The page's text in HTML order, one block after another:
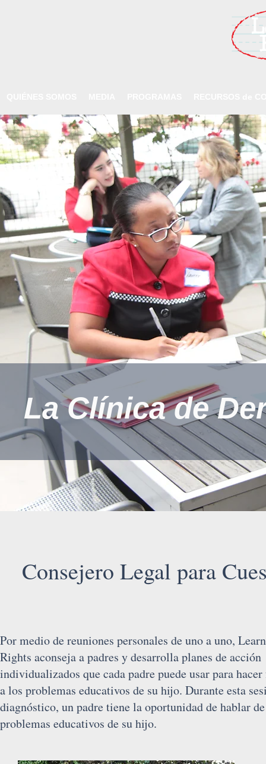
La Clínica de
Consejero Legal para
Por medio de reuniones personales de uno a uno,
Rights aconseja a padres y desarrolla planes de acción
individualizados que cada padre puede usar para
a los problemas educativos de su hijo. Durante esta
diagnóstico, un padre tiene la oportunidad de hablar
problemas educativos de su hijo.